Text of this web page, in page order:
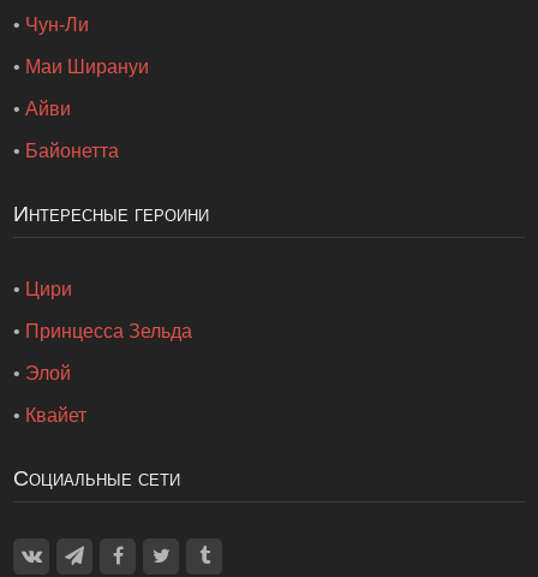
• Чун-Ли
• Маи Ширануи
•Айви
• Байонетта
Интересные героини
• Цири
• Принцесса Зельда
• Элой
• Квайет
Социальные сети